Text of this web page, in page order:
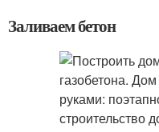
Заливаем бетон